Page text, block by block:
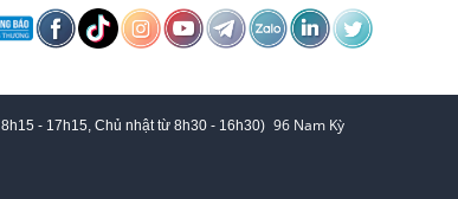
8h15 - 17h15, Chủ nhật từ 8h30 - 16h30) 96 Nam Kỳ